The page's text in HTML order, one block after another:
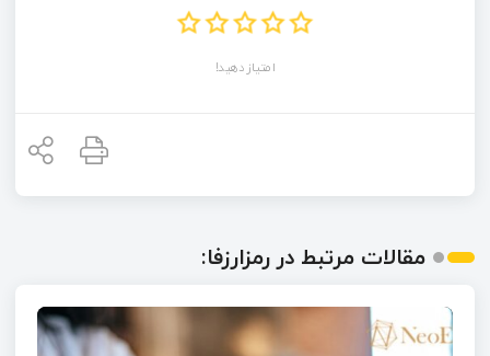
امتیاز دهید!
مقالات مرتبط در رمزارزفا: